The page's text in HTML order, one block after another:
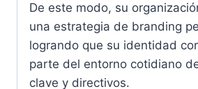
De este modo, su
una estrategia de branding
logrando que su identidad
parte del entorno cotidiano
clave y directivos.